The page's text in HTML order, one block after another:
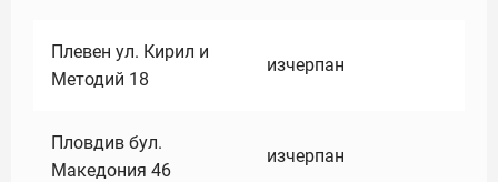
Плевен ул. Кирил и
Методий 18
изчерпан
Пловдив бул.
Македония 46
изчерпан